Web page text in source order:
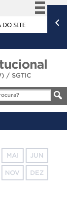
DO SITE
/ SGTIC
MAI JUN
NOV DEZ